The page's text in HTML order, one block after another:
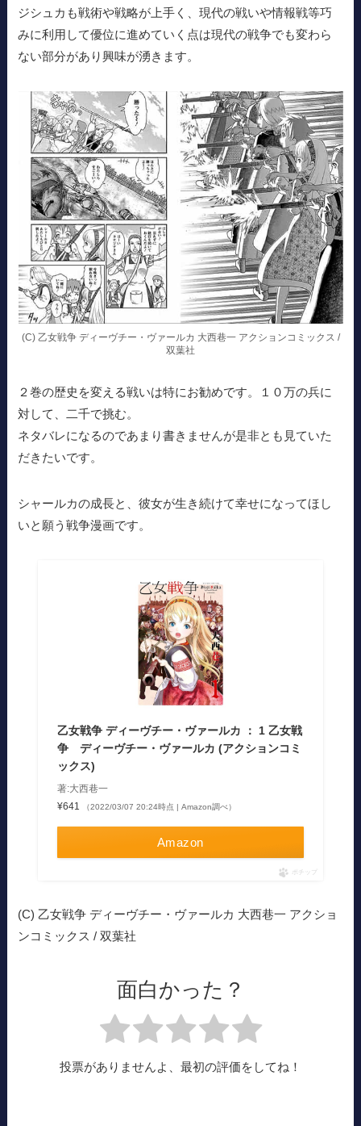
ジシュカも戦術や戦略が上手く、現代の戦いや情報戦等巧
みに利用して優位に進めていく点は現代の戦争でも変わら
ない部分があり興味が湧きます。
(C) 乙女戦争 ディーヴチー・ヴァールカ 大西巷一 アクションコミックス /
双葉社
２巻の歴史を変える戦いは特にお勧めです。１０万の兵に
対して、二千で挑む。
ネタバレになるのであまり書きませんが是非とも見ていた
だきたいです。
シャールカの成長と、彼女が生き続けて幸せになってほし
いと願う戦争漫画です。
乙女戦争 ディーヴチー・ヴァールカ ： 1 乙女戦
争 ディーヴチー・ヴァールカ (アクションコミ
ックス)
著:大西巷一
¥641
（2022/03/07 20:24時点 | Amazon調べ）
Amazon
ポチップ
(C) 乙女戦争 ディーヴチー・ヴァールカ 大西巷一 アクショ
ンコミックス / 双葉社
面白かった？
投票がありませんよ、最初の評価をしてね！